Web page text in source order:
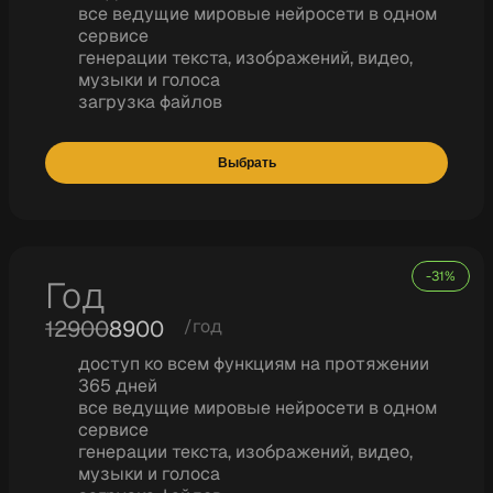
все ведущие мировые нейросети в одном
сервисе
генерации текста, изображений, видео,
музыки и голоса
загрузка файлов
Выбрать
Год -31%
129008900
/год
доступ ко всем функциям на протяжении
365 дней
все ведущие мировые нейросети в одном
сервисе
генерации текста, изображений, видео,
музыки и голоса